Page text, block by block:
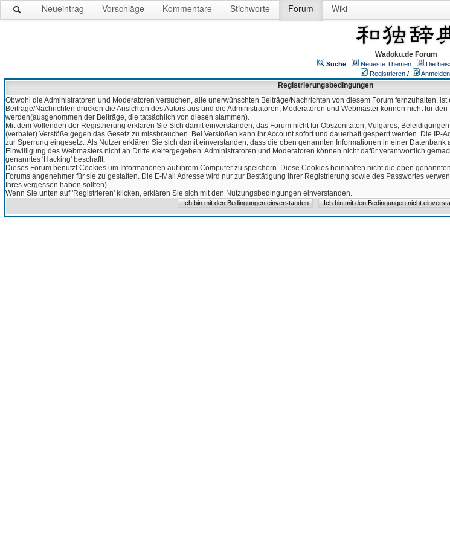
Neueintrag Vorschläge Kommentare Stichworte Forum Wiki
Wadoku.de Forum
Suche Neueste Themen
Die
Registrieren / Anmelden
Registrierungsbedingungen
Obwohl die Administratoren und Moderatoren versuchen, alle unerwünschten Beiträge/Nachrichten von diesem Forum fernzuhalten,
Beiträge/Nachrichten drücken die Ansichten des Autors aus und die Administratoren, Moderatoren und Webmaster können nicht für
werden(ausgenommen der Beiträge, die tatsächlich von diesen stammen).
Mit dem Vollenden der Registrierung erklären Sie Sich damit einverstanden, das Forum nicht für Obszönitäten, Vulgäres,
(verbaler) Verstöße gegen das Gesetz zu missbrauchen. Bei Verstößen kann ihr Account sofort und dauerhaft gesperrt werden. Die
zur Sperrung eingesetzt. Als Nutzer erklären Sie sich damit einverstanden, dass die oben genannten Informationen in einer
Einwilligung des Webmasters nicht an Dritte weitergegeben. Administratoren und Moderatoren können nicht dafür verantwortlich
genanntes 'Hacking' beschafft.
Dieses Forum benutzt Cookies um Informationen auf ihrem Computer zu speichern. Diese Cookies beinhalten nicht die oben
Forums angenehmer für sie zu gestalten. Die E-Mail Adresse wird nur zur Bestätigung ihrer Registrierung sowie des Passwortes
Ihres vergessen haben sollten).
Wenn Sie unten auf 'Registrieren' klicken, erklären Sie sich mit den Nutzungsbedingungen einverstanden.